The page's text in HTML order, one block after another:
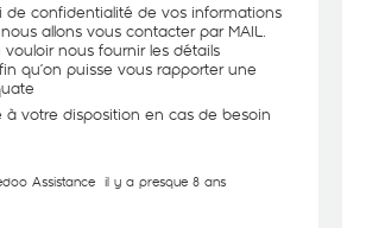
de confidentialité de vos informations
allons vous contacter par MAIL.
nous fournir les détails
qu’on puisse vous rapporter une
à votre disposition en cas de besoin
Assistance il y a presque 8 ans